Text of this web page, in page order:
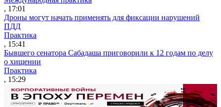
, 17:01
Дроны могут начать применять для фиксации нарушений
ПДД
Практика
, 15:41
Бывшего сенатора Сабадаша приговорили к 12 годам по делу
о хищении
Практика
, 15:29